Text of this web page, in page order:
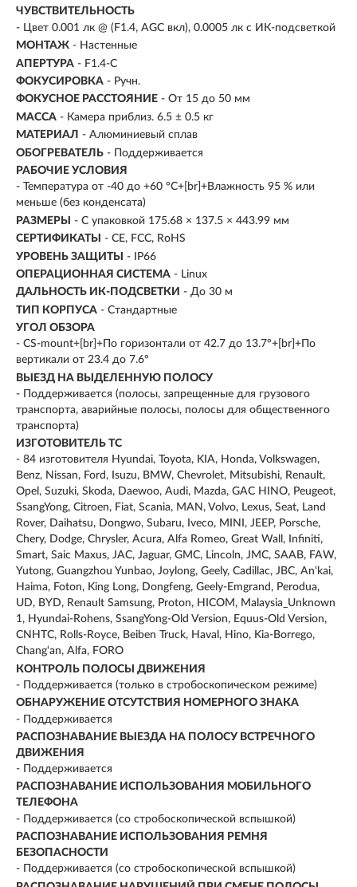
ЧУВСТВИТЕЛЬНОСТЬ
- Цвет 0.001 лк @ (F1.4, AGC вкл), 0.0005 лк с ИК-подсветкой
МОНТАЖ - Настенные
АПЕРТУРА - F1.4-C
ФОКУСИРОВКА - Ручн.
ФОКУСНОЕ РАССТОЯНИЕ - От 15 до 50 мм
МАССА - Камера приблиз. 6.5 ± 0.5 кг
МАТЕРИАЛ - Алюминиевый сплав
ОБОГРЕВАТЕЛЬ - Поддерживается
РАБОЧИЕ УСЛОВИЯ
- Температура от -40 до +60 °C+[br]+Влажность 95 % или
меньше (без конденсата)
РАЗМЕРЫ
- С упаковкой 175.68 × 137.5 × 443.99 мм
СЕРТИФИКАТЫ
- CE, FCC, RoHS
УРОВЕНЬ ЗАЩИТЫ
- IP66
ОПЕРАЦИОННАЯ СИСТЕМА - Linux
ДАЛЬНОСТЬ ИК-ПОДСВЕТКИ - До 30 м
ТИП КОРПУСА - Стандартные
УГОЛ ОБЗОРА
- CS-mount+[br]+По горизонтали от 42.7 до 13.7°+[br]+По
вертикали от 23.4 до 7.6°
ВЫЕЗД НА ВЫДЕЛЕННУЮ ПОЛОСУ
- Поддерживается (полосы, запрещенные для грузового
транспорта, аварийные полосы, полосы для общественного
транспорта)
ИЗГОТОВИТЕЛЬ ТС
- 84 изготовителя Hyundai, Toyota, KIA, Honda, Volkswagen,
Benz, Nissan, Ford, Isuzu, BMW, Chevrolet, Mitsubishi, Renault,
Opel, Suzuki, Skoda, Daewoo, Audi, Mazda, GAC HINO, Peugeot,
SsangYong, Citroen, Fiat, Scania, MAN, Volvo, Lexus, Seat, Land
Rover, Daihatsu, Dongwo, Subaru, Iveco, MINI, JEEP, Porsche,
Chery, Dodge, Chrysler, Acura, Alfa Romeo, Great Wall, Infiniti,
Smart, Saic Maxus, JAC, Jaguar, GMC, Lincoln, JMC, SAAB, FAW,
Yutong, Guangzhou Yunbao, Joylong, Geely, Cadillac, JBC, An‘kai,
Haima, Foton, King Long, Dongfeng, Geely-Emgrand, Perodua,
UD, BYD, Renault Samsung, Proton, HICOM, Malaysia_Unknown
1, Hyundai-Rohens, SsangYong-Old Version, Equus-Old Version,
CNHTC, Rolls-Royce, Beiben Truck, Haval, Hino, Kia-Borrego,
Chang‘an, Alfa, FORO
КОНТРОЛЬ ПОЛОСЫ ДВИЖЕНИЯ
- Поддерживается (только в стробоскопическом режиме)
ОБНАРУЖЕНИЕ ОТСУТСТВИЯ НОМЕРНОГО ЗНАКА
- Поддерживается
РАСПОЗНАВАНИЕ ВЫЕЗДА НА ПОЛОСУ ВСТРЕЧНОГО
ДВИЖЕНИЯ
- Поддерживается
РАСПОЗНАВАНИЕ ИСПОЛЬЗОВАНИЯ МОБИЛЬНОГО
ТЕЛЕФОНА
- Поддерживается (со стробоскопической вспышкой)
РАСПОЗНАВАНИЕ ИСПОЛЬЗОВАНИЯ РЕМНЯ
БЕЗОПАСНОСТИ
- Поддерживается (со стробоскопической вспышкой)